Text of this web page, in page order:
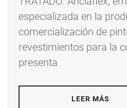
especializada en la
comercialización de
revestimientos para la
presenta
LEER MÁS